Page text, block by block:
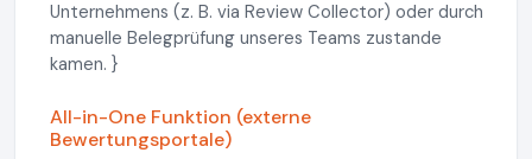
Unternehmens (z. B. via Review Collector) oder durch
manuelle Belegprüfung unseres Teams zustande
kamen. }
All-in-One Funktion (externe
Bewertungsportale)